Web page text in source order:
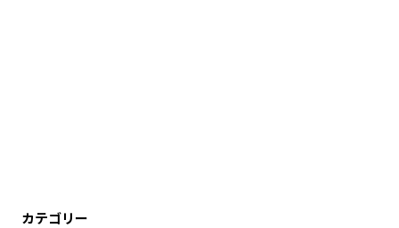
カテゴリー